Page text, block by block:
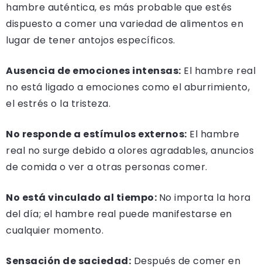
hambre auténtica, es más probable que estés
dispuesto a comer una variedad de alimentos en
lugar de tener antojos específicos.
Ausencia de emociones intensas: El hambre real
no está ligado a emociones como el aburrimiento,
el estrés o la tristeza.
No responde a estímulos externos: El hambre
real no surge debido a olores agradables, anuncios
de comida o ver a otras personas comer.
No está vinculado al tiempo: No importa la hora
del día; el hambre real puede manifestarse en
cualquier momento.
Sensación de saciedad: Después de comer en